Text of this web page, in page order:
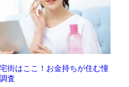
街はここ！お金持ちが住む憧
査